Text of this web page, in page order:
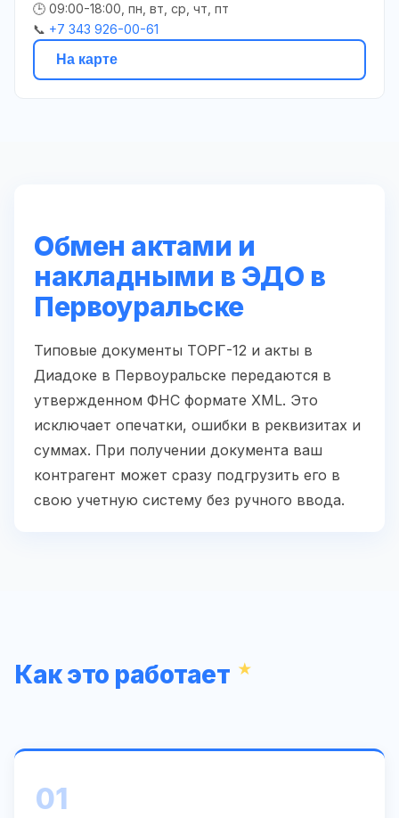
🕒 09:00-18:00, пн, вт, ср, чт, пт
📞 +7 343 926-00-61
На карте
Обмен актами и
накладными в ЭДО в
Первоуральске
Типовые документы ТОРГ-12 и акты в
Диадоке в Первоуральске передаются в
утвержденном ФНС формате XML. Это
исключает опечатки, ошибки в реквизитах и
суммах. При получении документа ваш
контрагент может сразу подгрузить его в
свою учетную систему без ручного ввода.
Как это работает
01